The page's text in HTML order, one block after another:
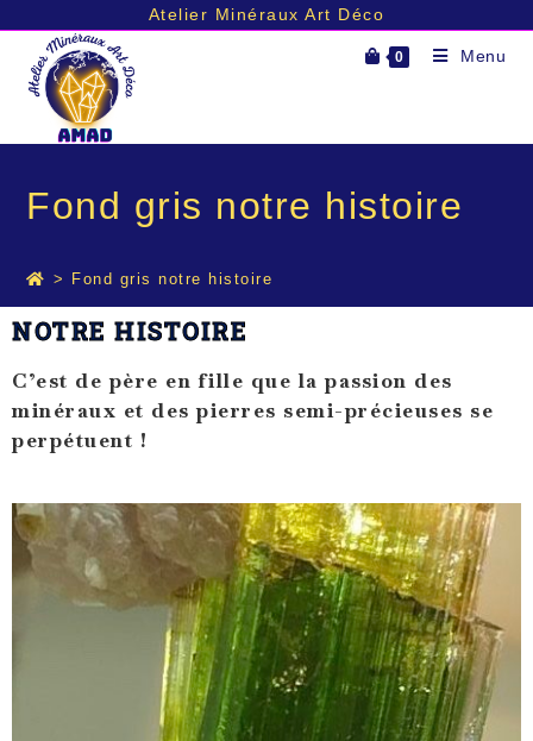
Atelier Minéraux Art Déco
0 Menu
Fond gris notre histoire
> Fond gris notre histoire
NOTRE HISTOIRE
C’est de père en fille que la passion des
minéraux et des pierres semi-précieuses se
perpétuent !